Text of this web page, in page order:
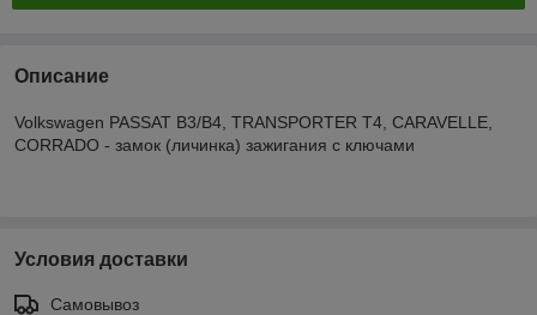
Описание
Volkswagen PASSAT B3/B4, TRANSPORTER T4, CARAVELLE,
CORRADO - замок (личинка) зажигания с ключами
Условия доставки
Самовывоз